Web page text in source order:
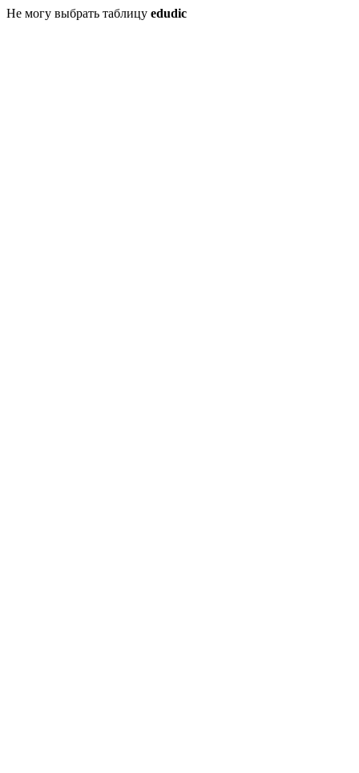
Не могу выбрать таблицу edudic